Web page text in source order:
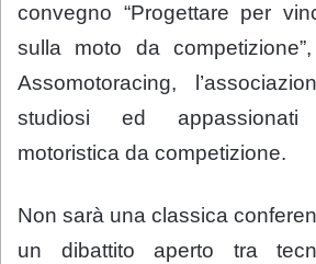
convegno “Progettare per
sulla moto da
Assomotoracing,
studiosi ed
motoristica da competizione.
Non sarà una classica
un dibattito aperto tra